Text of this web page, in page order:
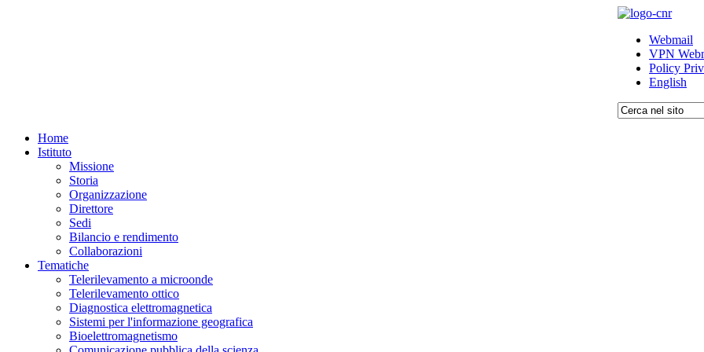
Webmail
VPN
Policy
English
Home
Istituto
Missione
Storia
Organizzazione
Direttore
Sedi
Bilancio e rendimento
Collaborazioni
Tematiche
Telerilevamento a microonde
Telerilevamento ottico
Diagnostica elettromagnetica
Sistemi per l'informazione geografica
Bioelettromagnetismo